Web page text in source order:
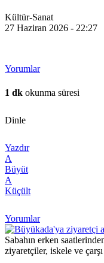
Kültür-Sanat
27 Haziran 2026 - 22:27
Yorumlar
1 dk okunma süresi
Dinle
Yazdır
A
Büyüt
A
Küçült
Yorumlar
Sabahın erken
ziyaretçiler, iskele ve